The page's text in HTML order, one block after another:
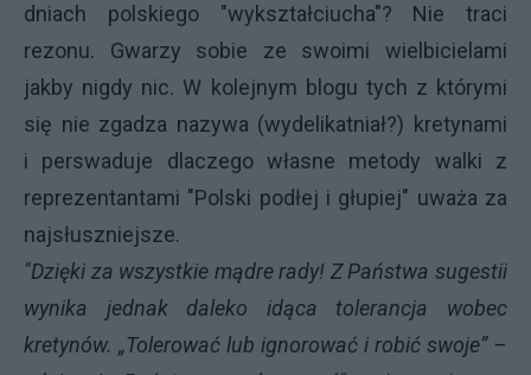
dniach polskiego "wykształciucha"? Nie traci
rezonu. Gwarzy sobie ze swoimi wielbicielami
jakby nigdy nic. W kolejnym blogu tych z którymi
się nie zgadza nazywa (wydelikatniał?) kretynami
i perswaduje dlaczego własne metody walki z
reprezentantami "Polski podłej i głupiej" uważa za
najsłuszniejsze.
"Dzięki za wszystkie mądre rady! Z Państwa sugestii
wynika jednak daleko idąca tolerancja wobec
kretynów. „Tolerować lub ignorować i robić swoje” –